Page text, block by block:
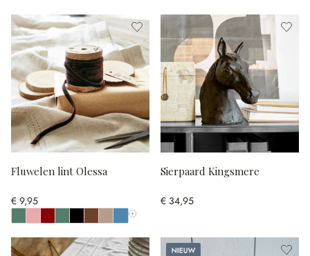
Fluwelen lint Olessa
€ 9,95
Toon alle kleuren
Sierpaard Kingsmere
€ 34,95
Nieuw